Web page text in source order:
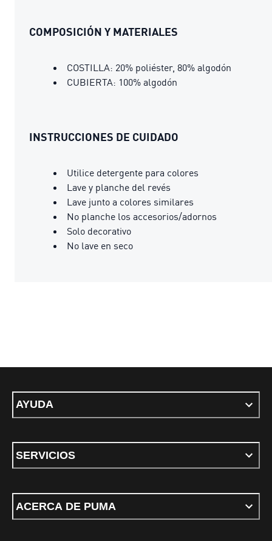
COMPOSICIÓN Y MATERIALES
COSTILLA: 20% poliéster, 80% algodón
CUBIERTA: 100% algodón
INSTRUCCIONES DE CUIDADO
Utilice detergente para colores
Lave y planche del revés
Lave junto a colores similares
No planche los accesorios/adornos
Solo decorativo
No lave en seco
AYUDA
SERVICIOS
ACERCA DE PUMA